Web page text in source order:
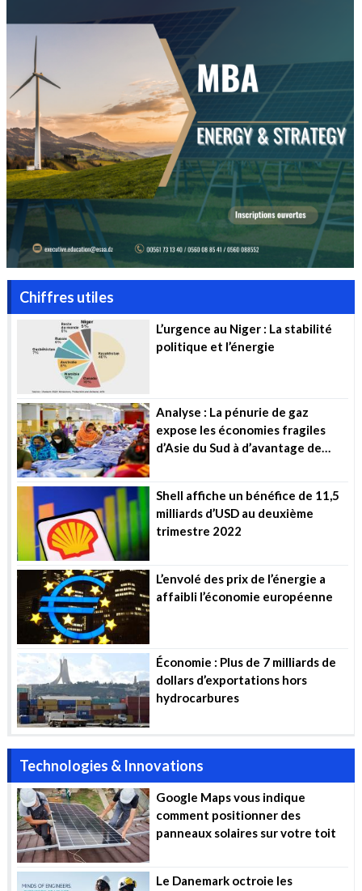
Chiffres utiles
L’urgence au Niger : La stabilité
politique et l’énergie
Analyse : La pénurie de gaz
expose les économies fragiles
d’Asie du Sud à d’avantage de
Shell affiche un bénéfice de 11,5
milliards d’USD au deuxième
trimestre 2022
L’envolé des prix de l’énergie a
affaibli l’économie européenne
Économie : Plus de 7 milliards de
dollars d’exportations hors
hydrocarbures
Technologies & Innovations
Google Maps vous indique
comment positionner des
panneaux solaires sur votre toit
Le Danemark octroie les